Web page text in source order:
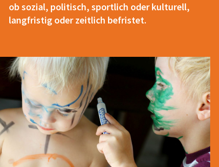
ob sozial, politisch, sportlich oder kulturell,
langfristig oder zeitlich befristet.